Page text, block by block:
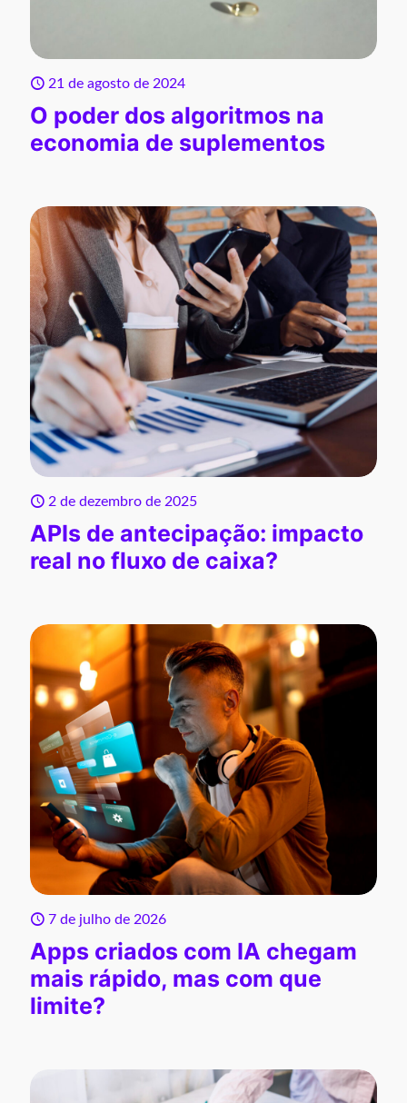
21 de agosto de 2024
O poder dos algoritmos na
economia de suplementos
2 de dezembro de 2025
APIs de antecipação: impacto
real no fluxo de caixa?
7 de julho de 2026
Apps criados com IA chegam
mais rápido, mas com que
limite?